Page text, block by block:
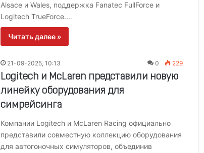
Alsace и Wales, поддержка Fanatec FullForce и
Logitech TrueForce.…
Читать далее »
21-09-2025, 10:13 0 229
Logitech и McLaren представили новую
линейку оборудования для
симрейсинга
Компании Logitech и McLaren Racing официально
представили совместную коллекцию оборудования
для автогоночных симуляторов, объединив